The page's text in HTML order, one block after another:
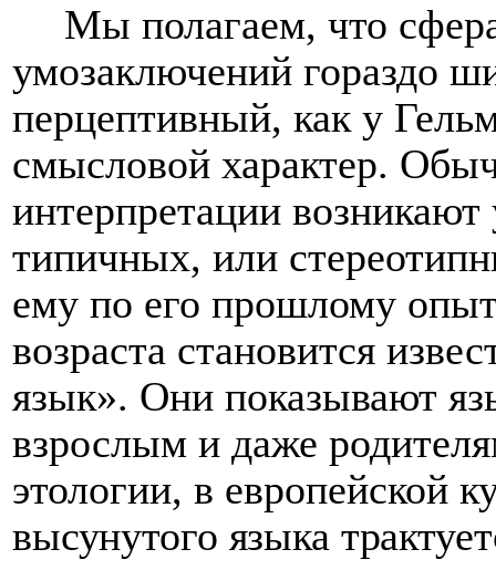
Мы полагаем, что
умозаключений гораздо
перцептивный, как у
смысловой характер.
интерпретации
типичных, или
ему по его прошлому
возраста становится
язык». Они показывают
взрослым и даже
этологии, в европейской
высунутого языка